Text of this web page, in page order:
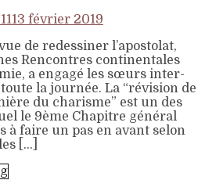
13 février 2019
de redessiner l’apostolat,
Rencontres continentales
a engagé les sœurs inter-
la journée. La “révision de
du charisme” est un des
le 9ème Chapitre général
à faire un pas en avant selon
[…]